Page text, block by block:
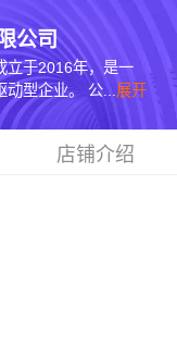
公司
立于2016年，是一
型企业。 公... 展开
店铺介绍